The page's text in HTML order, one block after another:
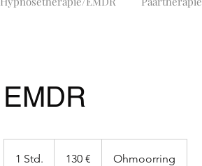
EMDR
1 Std. 130 € Ohmoorring